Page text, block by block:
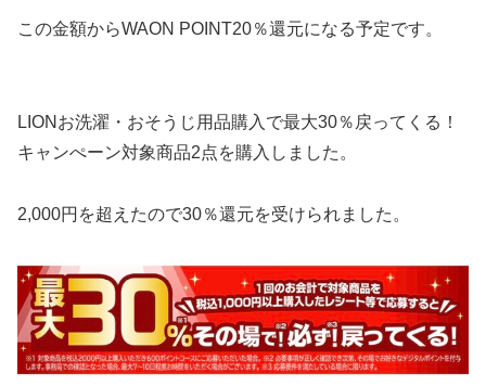
この金額からWAON POINT20％還元になる予定です。
LIONお洗濯・おそうじ用品購入で最大30％戻ってくる！
キャンぺーン対象商品2点を購入しました。
2,000円を超えたので30％還元を受けられました。